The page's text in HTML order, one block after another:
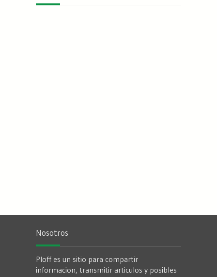
Nosotros
Ploff es un sitio para compartir
informacion, transmitir articulos y posibles